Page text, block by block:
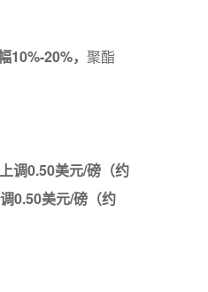
10%-20%， 聚酯
上调0.50美元/磅（约
0.50美元/磅（约